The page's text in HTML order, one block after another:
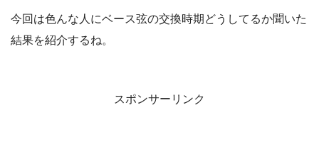
今回は色んな人にベース弦の交換時期どうしてるか聞いた
結果を紹介するね。
スポンサーリンク